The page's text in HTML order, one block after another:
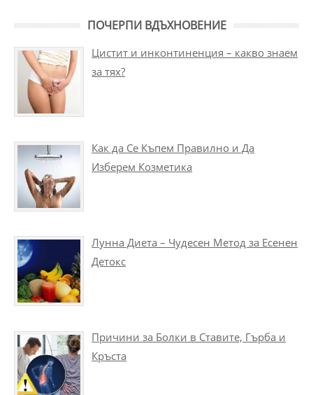
ПОЧЕРПИ ВДЪХНОВЕНИЕ
Цистит и инконтиненция – какво знаем
за тях?
Как да Се Къпем Правилно и Да
Изберем Козметика
Лунна Диета – Чудесен Метод за Есенен
Детокс
Причини за Болки в Ставите, Гърба и
Кръста